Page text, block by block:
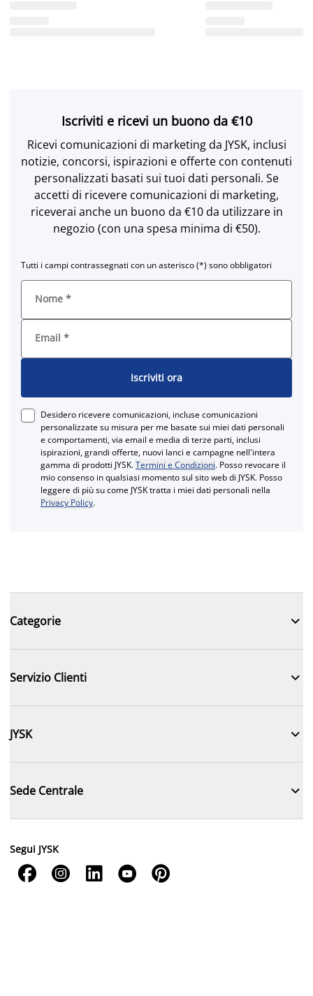
Iscriviti e ricevi un buono da €10
Ricevi comunicazioni di marketing da JYSK, inclusi
notizie, concorsi, ispirazioni e offerte con contenuti
personalizzati basati sui tuoi dati personali. Se
accetti di ricevere comunicazioni di marketing,
riceverai anche un buono da €10 da utilizzare in
negozio (con una spesa minima di €50).
Tutti i campi contrassegnati con un asterisco (*) sono obbligatori
Nome *
Email *
Iscriviti ora
Desidero ricevere comunicazioni, incluse comunicazioni
personalizzate su misura per me basate sui miei dati personali
e comportamenti, via email e media di terze parti, inclusi
ispirazioni, grandi offerte, nuovi lanci e campagne nell'intera
gamma di prodotti JYSK.Termini e Condizioni. Posso revocare il
mio consenso in qualsiasi momento sul sito web di JYSK. Posso
leggere di più su come JYSK tratta i miei dati personali nella
Privacy Policy.
Categorie 
Servizio Clienti 
JYSK 
Sede Centrale 
Segui JYSK
    